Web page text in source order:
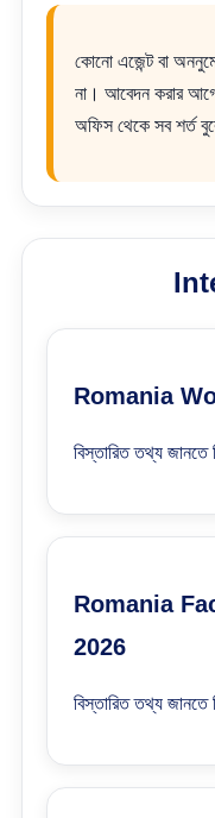
কোনো এজেন্ট বা
না। আবেদন করার
অফিস থেকে সব শর্ত
Romania
বিস্তারিত তথ্য
Romania
2026
বিস্তারিত তথ্য